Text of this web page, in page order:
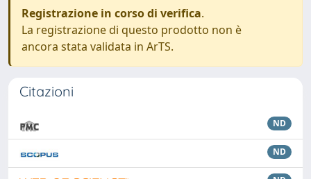
Registrazione in corso di verifica.
La registrazione di questo prodotto non è
ancora stata validata in ArTS.
Citazioni
ND
ND